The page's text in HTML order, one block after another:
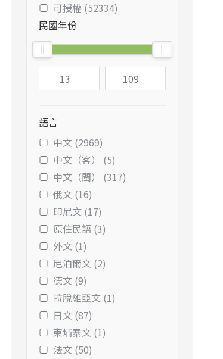
可授權 (52334)
民國年份
語言
中文 (2969)
中文（客） (5)
中文（閩） (317)
俄文 (16)
印尼文 (17)
原住民語 (3)
外文 (1)
尼泊爾文 (2)
德文 (9)
拉脫維亞文 (1)
日文 (87)
柬埔寨文 (1)
法文 (50)